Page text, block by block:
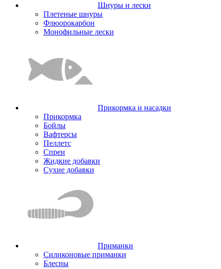
Шнуры и лески
Плетеные шнуры
Флюорокарбон
Монофильные лески
Прикормка и насадки
Прикормка
Бойлы
Вафтерсы
Пеллетс
Спреи
Жидкие добавки
Сухие добавки
Приманки
Силиконовые приманки
Блесны